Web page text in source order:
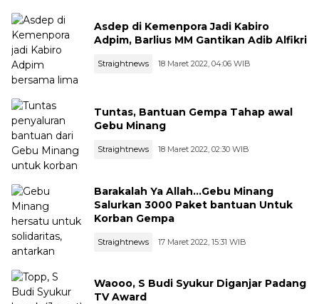
Asdep di Kemenpora Jadi Kabiro
Adpim, Barlius MM Gantikan Adib Alfikri
Straightnews 18 Maret 2022, 04:06 WIB
Tuntas, Bantuan Gempa Tahap awal
Gebu Minang
Straightnews 18 Maret 2022, 02:30 WIB
Barakalah Ya Allah...Gebu Minang
Salurkan 3000 Paket bantuan Untuk
Korban Gempa
Straightnews 17 Maret 2022, 15:31 WIB
Waooo, S Budi Syukur Diganjar Padang
TV Award